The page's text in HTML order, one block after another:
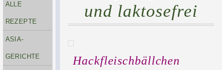
ALLE
REZEPTE
ASIA-
GERICHTE
und laktosefrei
Hackfleischbällchen